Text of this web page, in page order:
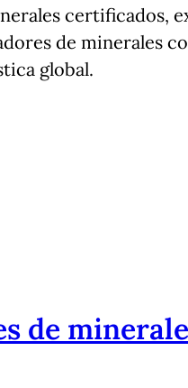
certificados,
de minerales
global.
de